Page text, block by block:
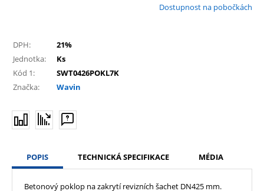
Dostupnost na pobočkách
DPH:
21%
Jednotka:
Ks
Kód 1:
SWT0426POKL7K
Značka:
Wavin
POPIS TECHNICKÁ SPECIFIKACE MÉDIA
Betonový poklop na zakrytí revizních šachet DN425 mm.